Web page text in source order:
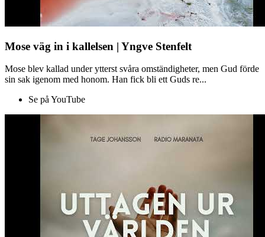
Mose väg in i kallelsen | Yngve Stenfelt
Mose blev kallad under ytterst svåra omständigheter, men Gud förde
sin sak igenom med honom. Han fick bli ett Guds re...
Se på YouTube